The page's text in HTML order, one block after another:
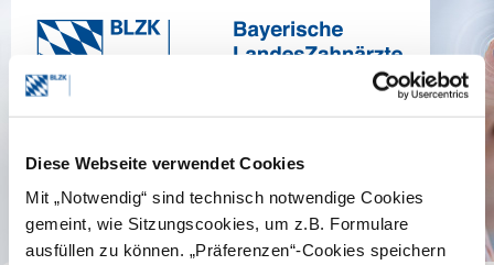
Diese Webseite verwendet Cookies
Mit „Notwendig“ sind technisch notwendige Cookies
gemeint, wie Sitzungscookies, um z.B. Formulare
ausfüllen zu können. „Präferenzen“-Cookies speichern